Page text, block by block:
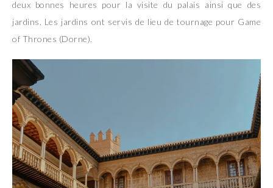
deux bonnes heures pour la visite du palais ainsi que des
jardins. Les jardins ont servis de lieu de tournage pour Game
of Thrones (Dorne).